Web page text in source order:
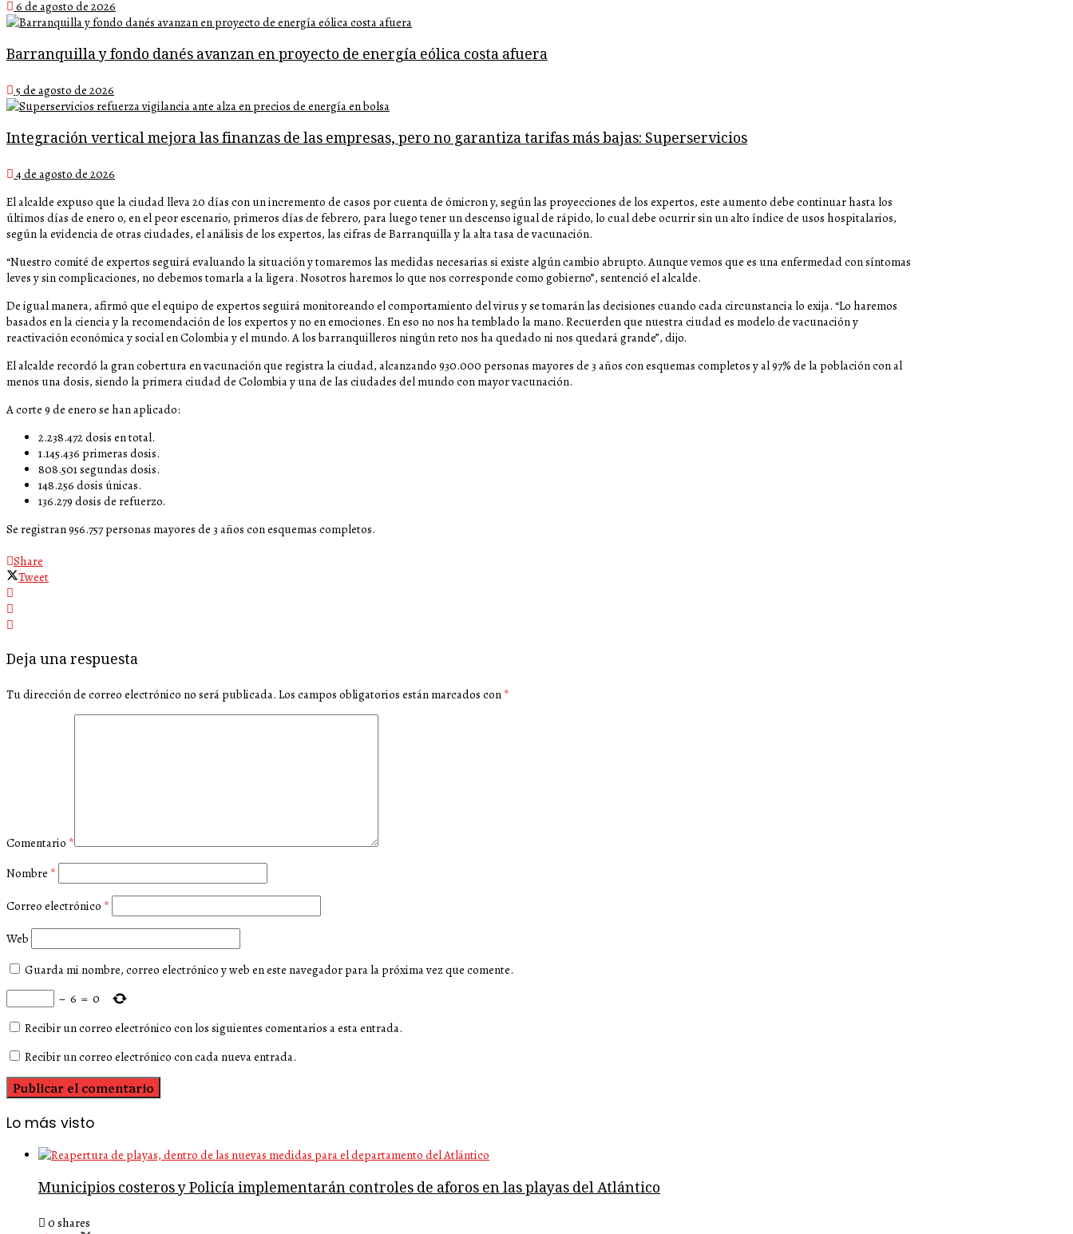
6 de agosto de 2026
Barranquilla y fondo danés avanzan en proyecto de energía eólica costa afuera
5 de agosto de 2026
Integración vertical mejora las finanzas de las empresas, pero no garantiza tarifas más bajas: Superservicios
4 de agosto de 2026
El alcalde expuso que la ciudad lleva 20 días con un incremento de casos por cuenta de ómicron y, según las proyecciones de los expertos, este aumento debe continuar hasta los
últimos días de enero o, en el peor escenario, primeros días de febrero, para luego tener un descenso igual de rápido, lo cual debe ocurrir sin un alto índice de usos hospitalarios,
según la evidencia de otras ciudades, el análisis de los expertos, las cifras de Barranquilla y la alta tasa de vacunación.
“Nuestro comité de expertos seguirá evaluando la situación y tomaremos las medidas necesarias si existe algún cambio abrupto. Aunque vemos que es una enfermedad con síntomas
leves y sin complicaciones, no debemos tomarla a la ligera. Nosotros haremos lo que nos corresponde como gobierno”, sentenció el alcalde.
De igual manera, afirmó que el equipo de expertos seguirá monitoreando el comportamiento del virus y se tomarán las decisiones cuando cada circunstancia lo exija. “Lo haremos
basados en la ciencia y la recomendación de los expertos y no en emociones. En eso no nos ha temblado la mano. Recuerden que nuestra ciudad es modelo de vacunación y
reactivación económica y social en Colombia y el mundo. A los barranquilleros ningún reto nos ha quedado ni nos quedará grande”, dijo.
El alcalde recordó la gran cobertura en vacunación que registra la ciudad, alcanzando 930.000 personas mayores de 3 años con esquemas completos y al 97% de la población con al
menos una dosis, siendo la primera ciudad de Colombia y una de las ciudades del mundo con mayor vacunación.
A corte 9 de enero se han aplicado:
2.238.472 dosis en total.
1.145.436 primeras dosis.
808.501 segundas dosis.
148.256 dosis únicas.
136.279 dosis de refuerzo.
Se registran 956.757 personas mayores de 3 años con esquemas completos.
Share
Tweet
Deja una respuesta
Tu dirección de correo electrónico no será publicada. Los campos obligatorios están marcados con *
Comentario *
Nombre *
Correo electrónico *
Web
Guarda mi nombre, correo electrónico y web en este navegador para la próxima vez que comente.
− 6 = 0
Recibir un correo electrónico con los siguientes comentarios a esta entrada.
Recibir un correo electrónico con cada nueva entrada.
Lo más visto
Municipios costeros y Policía implementarán controles de aforos en las playas del Atlántico
0 shares